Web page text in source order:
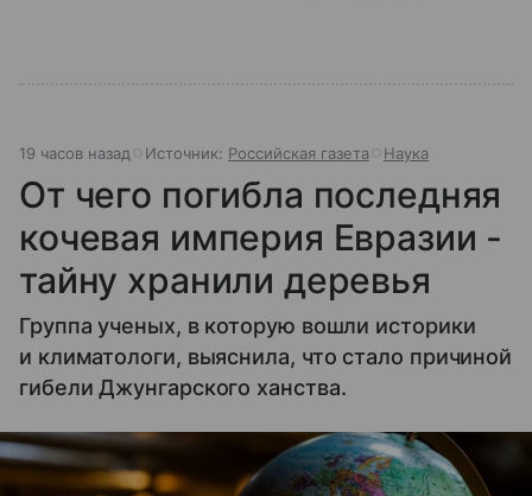
19 часов назад Источник: Российская газета Наука
От чего погибла последняя
кочевая империя Евразии -
тайну хранили деревья
Группа ученых, в которую вошли историки
и климатологи, выяснила, что стало причиной
гибели Джунгарского ханства.